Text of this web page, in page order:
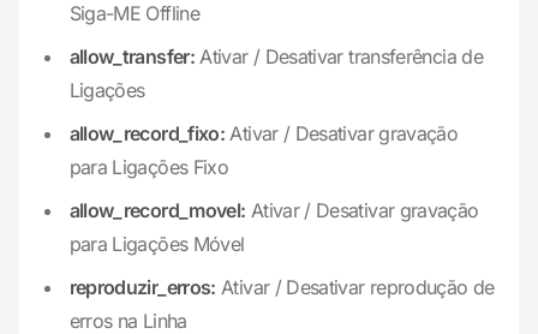
Siga-ME Offline
allow_transfer: Ativar / Desativar transferência de
Ligações
allow_record_fixo: Ativar / Desativar gravação
para Ligações Fixo
allow_record_movel: Ativar / Desativar gravação
para Ligações Móvel
reproduzir_erros: Ativar / Desativar reprodução de
erros na Linha